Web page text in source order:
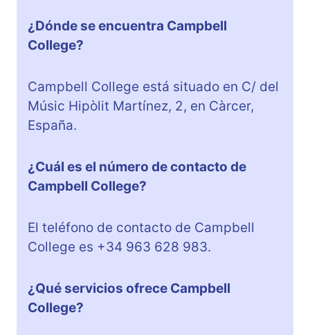
¿Dónde se encuentra Campbell
College?
Campbell College está situado en C/ del
Músic Hipòlit Martínez, 2, en Càrcer,
España.
¿Cuál es el número de contacto de
Campbell College?
El teléfono de contacto de Campbell
College es +34 963 628 983.
¿Qué servicios ofrece Campbell
College?